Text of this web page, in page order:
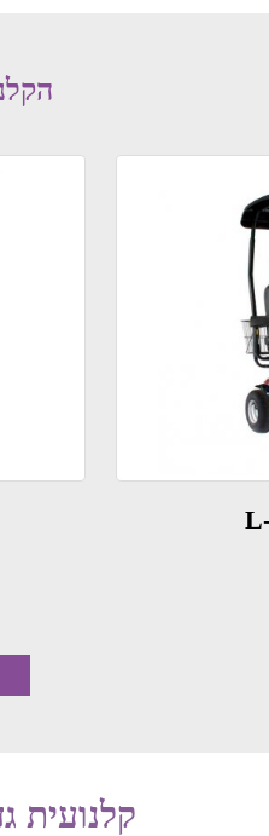
קלנועית